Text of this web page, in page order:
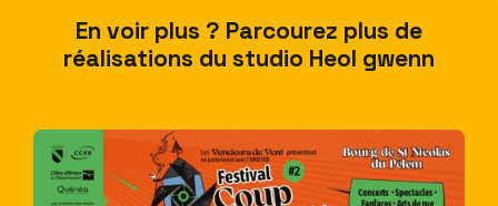
En voir plus ? Parcourez plus de
réalisations du studio Heol gwenn